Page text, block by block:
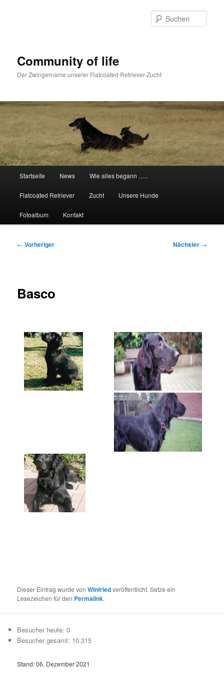
Community of life
Der Zwingername unserer Flatcoated Retriever-Zucht
Startseite News Wie alles begann …..
Flatcoated Retriever Zucht Unsere Hunde
Fotoalbum Kontakt
Beitragsnavigation
← Vorheriger Nächster →
Basco
Dieser Eintrag wurde vonWinfriedveröffentlicht. Setze ein
Lesezeichen für den Permalink.
Besucher heute:0
Besucher gesamt: 10.315
Stand: 06. Dezember 2021